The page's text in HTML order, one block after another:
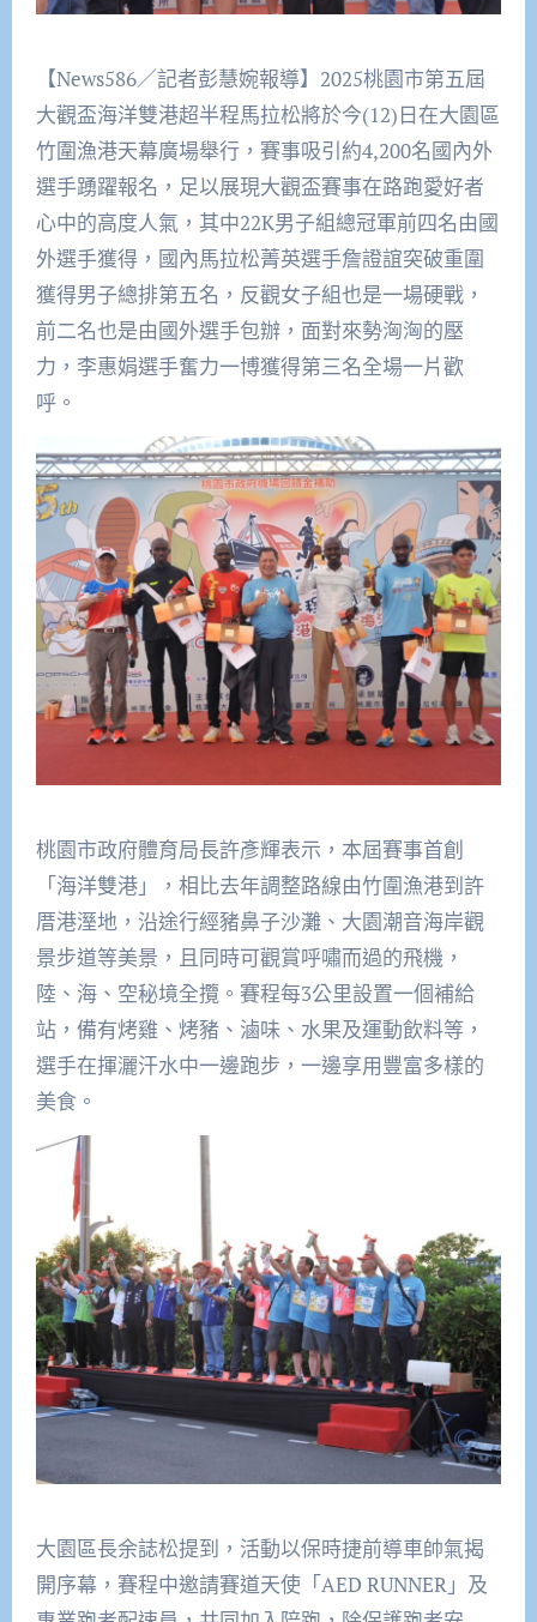
【News586／記者彭慧婉報導】2025桃園市第五屆
大觀盃海洋雙港超半程馬拉松將於今(12)日在大園區
竹圍漁港天幕廣場舉行，賽事吸引約4,200名國內外
選手踴躍報名，足以展現大觀盃賽事在路跑愛好者
心中的高度人氣，其中22K男子組總冠軍前四名由國
外選手獲得，國內馬拉松菁英選手詹證誼突破重圍
獲得男子總排第五名，反觀女子組也是一場硬戰，
前二名也是由國外選手包辦，面對來勢洶洶的壓
力，李惠娟選手奮力一博獲得第三名全場一片歡
呼。
桃園市政府體育局長許彥輝表示，本屆賽事首創
「海洋雙港」，相比去年調整路線由竹圍漁港到許
厝港溼地，沿途行經豬鼻子沙灘、大園潮音海岸觀
景步道等美景，且同時可觀賞呼嘯而過的飛機，
陸、海、空秘境全攬。賽程每3公里設置一個補給
站，備有烤雞、烤豬、滷味、水果及運動飲料等，
選手在揮灑汗水中一邊跑步，一邊享用豐富多樣的
美食。
大園區長余誌松提到，活動以保時捷前導車帥氣揭
開序幕，賽程中邀請賽道天使「AED RUNNER」及